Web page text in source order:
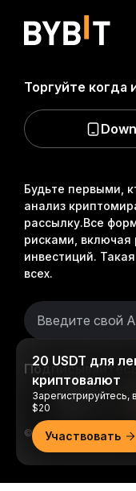
Будьте первыми,
анализ
рассылку.Все
рисками, включая
инвестиций.
всех.
© 2018-2026
Торгуйте когда
20 USDT для
криптовалют
Зарегистрируйтесь,
$20
Участвовать